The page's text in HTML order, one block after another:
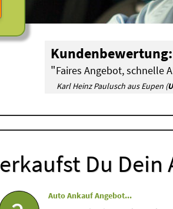
Kundenbewertung:
"Faires Angebot, schnelle
Karl Heinz Paulusch aus Eupen (
Du Dein
Auto Ankauf Angebot...